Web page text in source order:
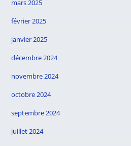
mars 2025
février 2025
janvier 2025
décembre 2024
novembre 2024
octobre 2024
septembre 2024
juillet 2024